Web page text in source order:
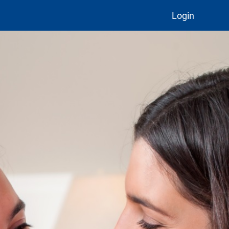
Login